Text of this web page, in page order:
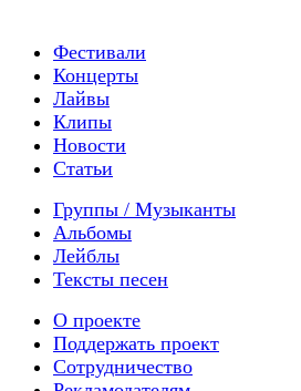
Фестивали
Концерты
Лайвы
Клипы
Новости
Статьи
Группы / Музыканты
Альбомы
Лейблы
Тексты песен
О проекте
Поддержать проект
Сотрудничество